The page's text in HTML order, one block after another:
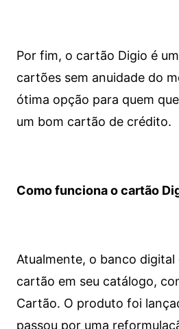
Por fim, o cartão Digio é
cartões sem anuidade do
ótima opção para quem
um bom cartão de crédito.
Como funciona o cartão
Atualmente, o banco
cartão em seu catálogo,
Cartão. O produto foi
passou por uma